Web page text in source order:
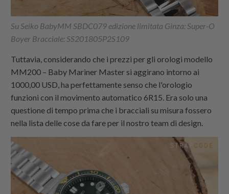
Su Seiko BabyMM SBDC079 edizione limitata Ginza: Super-O
Boyer Bracciale: SS201805P2S109
Tuttavia, considerando che i prezzi per gli orologi modello
MM200 – Baby Mariner Master si aggirano intorno ai
1000,00 USD, ha perfettamente senso che l'orologio
funzioni con il movimento automatico 6R15. Era solo una
questione di tempo prima che i bracciali su misura fossero
nella lista delle cose da fare per il nostro team di design.